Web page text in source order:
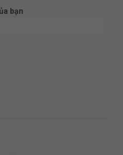
bạn